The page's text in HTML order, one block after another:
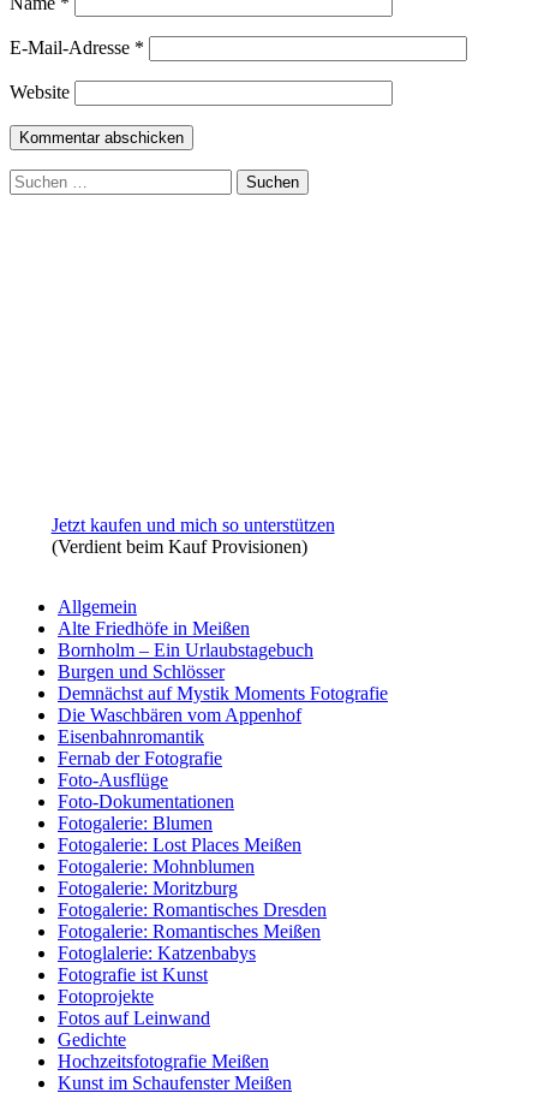
E-Mail-Adresse *
Website
Suchen
nach:
Jetzt kaufen und mich so unterstützen
(Verdient beim Kauf Provisionen)
Allgemein
Alte Friedhöfe in Meißen
Bornholm – Ein Urlaubstagebuch
Burgen und Schlösser
Demnächst auf Mystik Moments Fotografie
Die Waschbären vom Appenhof
Eisenbahnromantik
Fernab der Fotografie
Foto-Ausflüge
Foto-Dokumentationen
Fotogalerie: Blumen
Fotogalerie: Lost Places Meißen
Fotogalerie: Mohnblumen
Fotogalerie: Moritzburg
Fotogalerie: Romantisches Dresden
Fotogalerie: Romantisches Meißen
Fotoglalerie: Katzenbabys
Fotografie ist Kunst
Fotoprojekte
Fotos auf Leinwand
Gedichte
Hochzeitsfotografie Meißen
Kunst im Schaufenster Meißen